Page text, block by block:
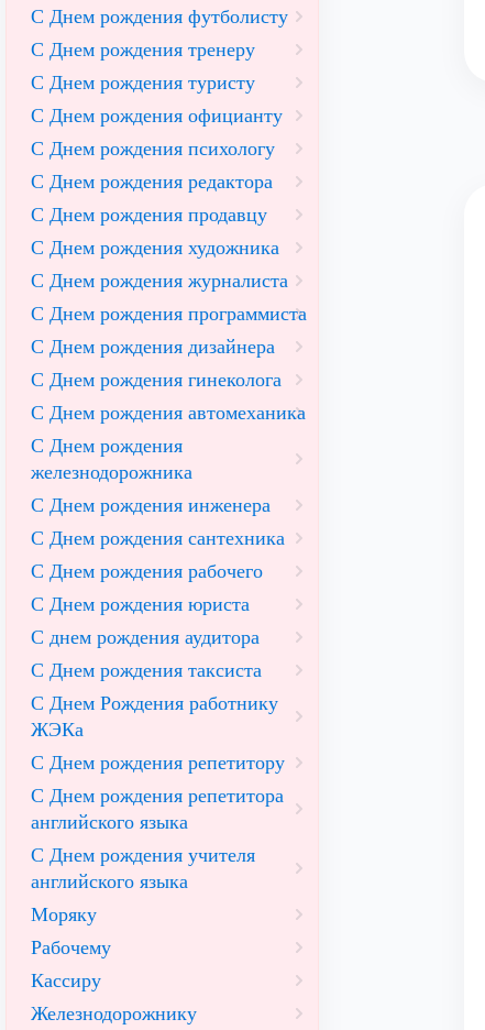
С Днем рождения футболисту
С Днем рождения тренеру
С Днем рождения туристу
С Днем рождения официанту
С Днем рождения психологу
С Днем рождения редактора
С Днем рождения продавцу
С Днем рождения художника
С Днем рождения журналиста
С Днем рождения программиста
С Днем рождения дизайнера
С Днем рождения гинеколога
С Днем рождения автомеханика
С Днем рождения
железнодорожника
С Днем рождения инженера
С Днем рождения сантехника
С Днем рождения рабочего
С Днем рождения юриста
С днем рождения аудитора
С Днем рождения таксиста
С Днем Рождения работнику
ЖЭКа
С Днем рождения репетитору
С Днем рождения репетитора
английского языка
С Днем рождения учителя
английского языка
Моряку
Рабочему
Кассиру
Железнодорожнику